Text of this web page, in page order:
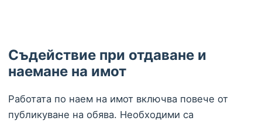
Съдействие при отдаване и
наемане на имот
Работата по наем на имот включва повече от
публикуване на обява. Необходими са